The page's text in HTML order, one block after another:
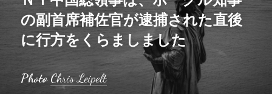
U.S. News
China News
の副首席補佐官が逮捕された直後
に行方をくらましました
Photo Chris Leipelt